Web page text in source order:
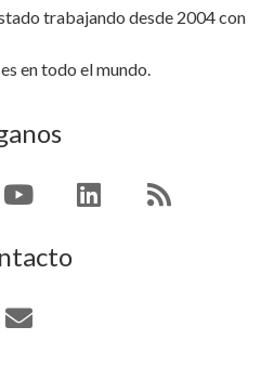
trabajando desde 2004 con
en todo el mundo.